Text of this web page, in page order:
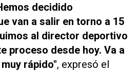
decidido
van a salir en torno a 15
al director deportivo
proceso desde hoy. Va a
rápido″, expresó el